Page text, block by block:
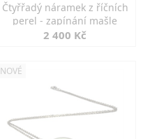
Čtyřřadý náramek z říčních
perel - zapínání mašle
2 400 Kč
NOVÉ